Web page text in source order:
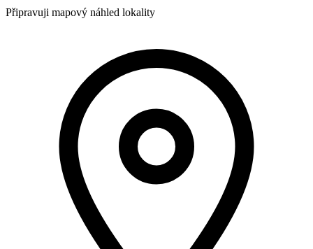
Připravuji mapový náhled lokality